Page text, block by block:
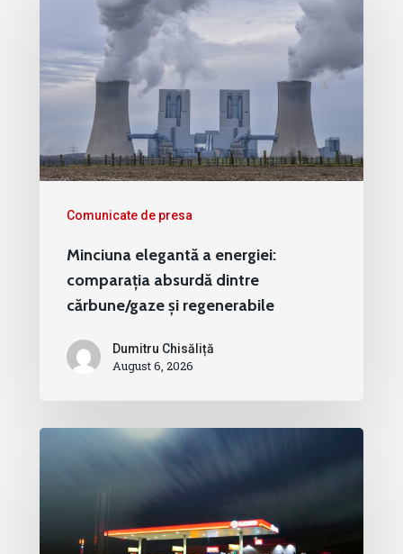
Comunicate de presa
Minciuna elegantă a energiei:
comparația absurdă dintre
cărbune/gaze și regenerabile
Dumitru Chisăliță
August 6, 2026